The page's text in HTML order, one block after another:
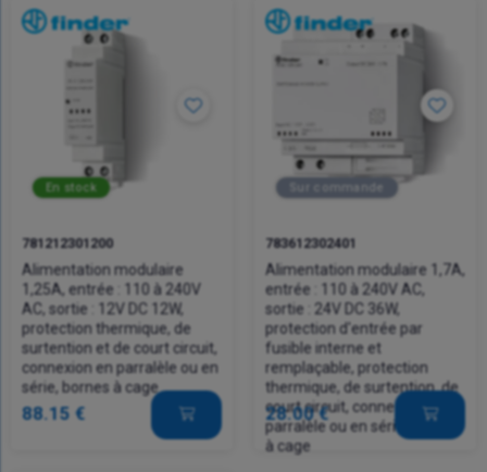
En stock
781212301200
Alimentation modulaire
1,25A, entrée : 110 à 240V
AC, sortie : 12V DC 12W,
protection thermique, de
surtention et de court circuit,
connexion en parralèle ou en
série, bornes à cage
88.15 €
Sur commande
783612302401
Alimentation modulaire 1,7A,
entrée : 110 à 240V AC,
sortie : 24V DC 36W,
protection d'entrée par
fusible interne et
remplaçable, protection
thermique, de surtention, de
court circuit, connexion en
parralèle ou en série, bornes
à cage
28.00 €